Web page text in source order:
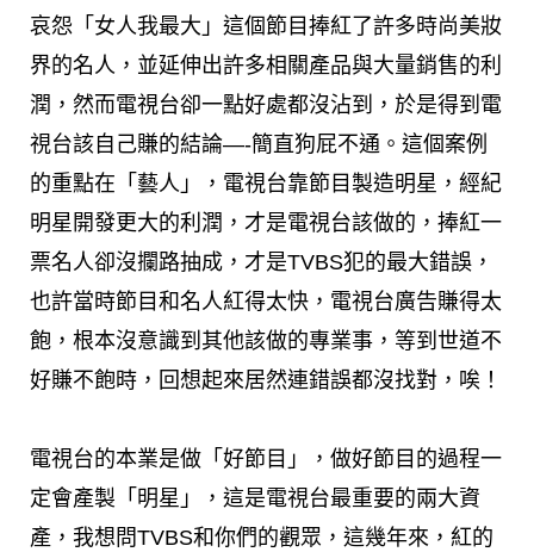
哀怨「女人我最大」這個節目捧紅了許多時尚美妝
界的名人，並延伸出許多相關產品與大量銷售的利
潤，然而電視台卻一點好處都沒沾到，於是得到電
視台該自己賺的結論—-簡直狗屁不通。這個案例
的重點在「藝人」，電視台靠節目製造明星，經紀
明星開發更大的利潤，才是電視台該做的，捧紅一
票名人卻沒攔路抽成，才是TVBS犯的最大錯誤，
也許當時節目和名人紅得太快，電視台廣告賺得太
飽，根本沒意識到其他該做的專業事，等到世道不
好賺不飽時，回想起來居然連錯誤都沒找對，唉！
電視台的本業是做「好節目」，做好節目的過程一
定會產製「明星」，這是電視台最重要的兩大資
產，我想問TVBS和你們的觀眾，這幾年來，紅的